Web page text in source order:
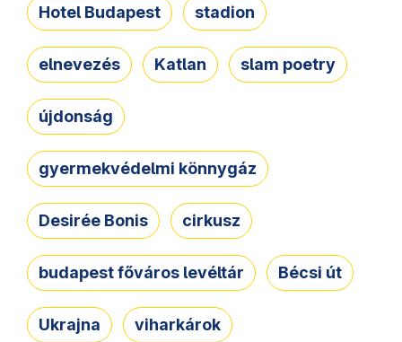
Hotel Budapest stadion
elnevezés Katlan slam poetry
újdonság
gyermekvédelmi könnygáz
Desirée Bonis cirkusz
budapest főváros levéltár Bécsi út
Ukrajna viharkárok